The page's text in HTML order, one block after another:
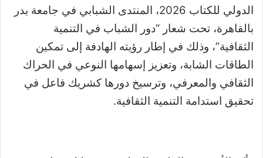
الدولي للكتاب 2026، المنتدى الشبابي في جامعة بدر
بالقاهرة، تحت شعار “دور الشباب في التنمية
الثقافية”، وذلك في إطار رؤيته الهادفة إلى تمكين
الطاقات الشابة، وتعزيز إسهامها النوعي في الحراك
الثقافي والمعرفي، وترسيخ دورها كشريك فاعل في
تحقيق استدامة التنمية الثقافية.